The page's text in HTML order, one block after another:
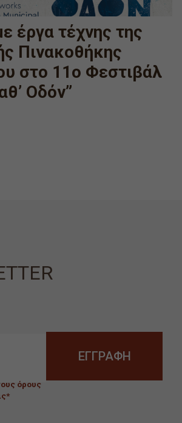
έργα τέχνης της
Πινακοθήκης
στο 11ο Φεστιβάλ
Οδόν”
όρους